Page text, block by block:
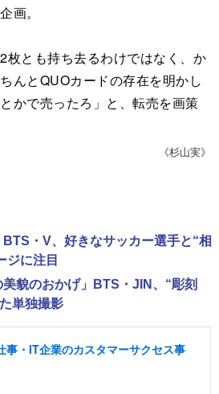
画。
とも持ち去るわけではなく、か
んとQUOカードの存在を明かし
かで売ったろ」と、転売を画策
《杉山実》
BTS・V、好きなサッカー選手と“相
ジに注目
美貌のおかげ」BTS・JIN、“彫刻
単独撮影
事・IT企業のカスタマーサクセス事